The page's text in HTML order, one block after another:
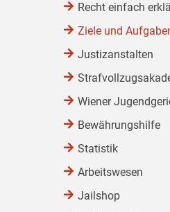
Recht einfach
Ziele und
Justizanstalten
Wiener
Bewährungshilfe
Statistik
Arbeitswesen
Jailshop